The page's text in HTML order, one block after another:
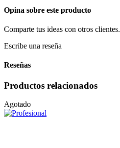
Opina sobre este producto
Comparte tus ideas con otros clientes.
Escribe una reseña
Reseñas
Productos relacionados
Agotado